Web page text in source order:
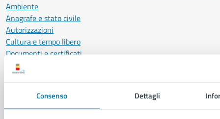
Consenso Dettagli
Ambiente
Anagrafe e stato civile
Autorizzazioni
Cultura e tempo libero
Documenti e certificati
Educazione e formazione
Giustizia e sicurezza pubblica
Salute, benessere e assistenza
Servizi Cimiteriali